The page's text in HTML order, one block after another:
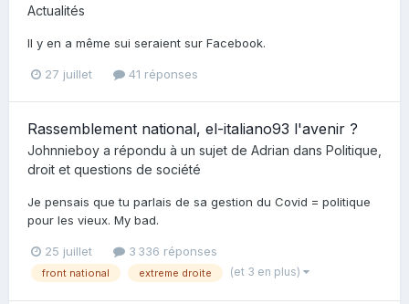
Actualités
Il y en a même sui seraient sur Facebook.
27 juillet 41 réponses
Rassemblement national, el-italiano93 l'avenir ?
Johnnieboy a répondu à un sujet de Adrian dans Politique,
droit et questions de société
Je pensais que tu parlais de sa gestion du Covid = politique
pour les vieux. My bad.
25 juillet 3 336 réponses
front national extreme droite (et 3 en plus)